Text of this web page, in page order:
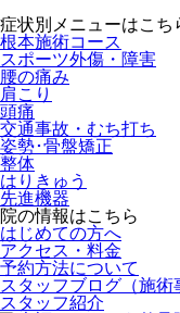
症状別メニューはこち
根本施術コース
スポーツ外傷・障害
腰の痛み
肩こり
頭痛
交通事故・むち打ち
姿勢･骨盤矯正
整体
はりきゅう
先進機器
院の情報はこちら
はじめての方へ
アクセス・料金
予約方法について
スタッフブログ（施術
スタッフ紹介